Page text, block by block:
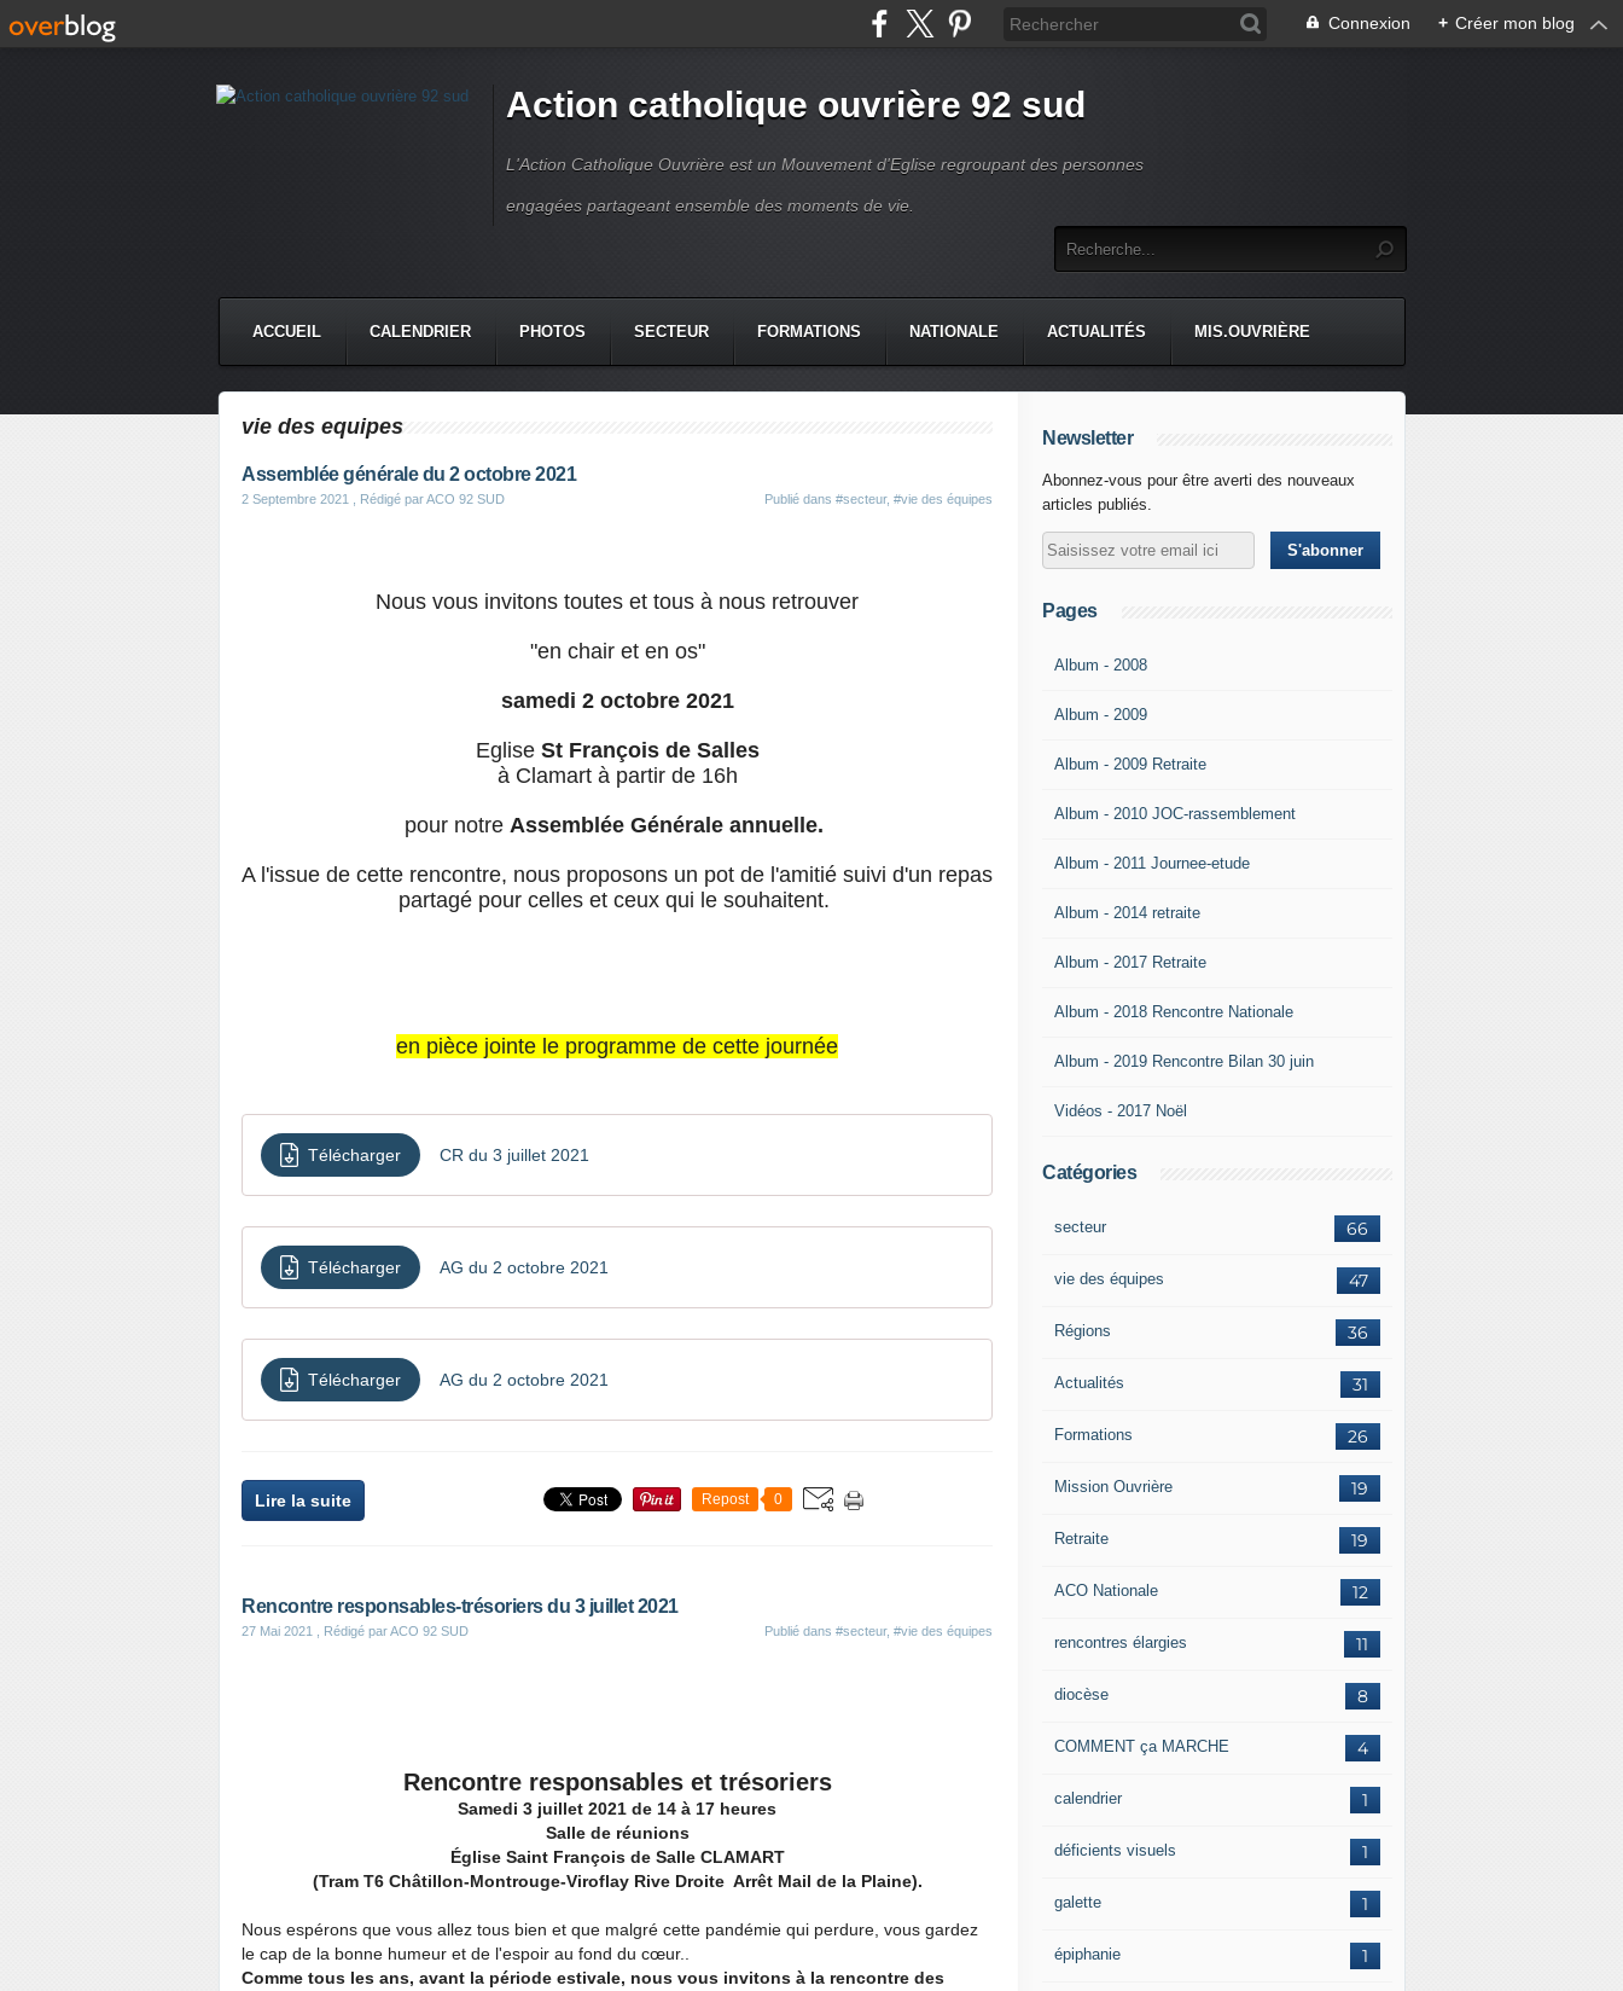
Connexion + Créer mon blog
Action catholique ouvrière 92 sud
L'Action Catholique Ouvrière est un Mouvement d'Eglise regroupant des personnes
engagées partageant ensemble des moments de vie.
ACCUEIL CALENDRIER PHOTOS SECTEUR FORMATIONS NATIONALE ACTUALITÉS MIS.OUVRIÈRE
vie des equipes
Assemblée générale du 2 octobre 2021
2 Septembre 2021 , Rédigé par ACO 92 SUD Publié dans #secteur, #vie des équipes
Nous vous invitons toutes et tous à nous retrouver
"en chair et en os"
samedi 2 octobre 2021
EgliseSt François de Salles
à Clamart à partir de 16h
pour notre Assemblée Générale annuelle.
A l'issue de cette rencontre, nous proposons un pot de l'amitié suivi d'un repas
partagé pour celles et ceux qui le souhaitent.
en pièce jointe le programme de cette journée
Télécharger CR du 3 juillet 2021
Télécharger AG du 2 octobre 2021
Télécharger AG du 2 octobre 2021
Lire la suite Repost 0
Rencontre responsables-trésoriers du 3 juillet 2021
27 Mai 2021 , Rédigé par ACO 92 SUD Publié dans #secteur, #vie des équipes
Rencontre responsables et trésoriers
Samedi 3 juillet 2021 de 14 à 17 heures
Salle de réunions
Église Saint François de Salle CLAMART
(Tram T6 Châtillon-Montrouge-Viroflay Rive Droite Arrêt Mail de la Plaine).
Nous espérons que vous allez tous bien et que malgré cette pandémie qui perdure, vous gardez
le cap de la bonne humeur et de l'espoir au fond du cœur..
Comme tous les ans, avant la période estivale, nous vous invitons à la rencontre des
Newsletter
Abonnez-vous pour être averti des nouveaux
articles publiés.
Pages
Album - 2008
Album - 2009
Album - 2009 Retraite
Album - 2010 JOC-rassemblement
Album - 2011 Journee-etude
Album - 2014 retraite
Album - 2017 Retraite
Album - 2018 Rencontre Nationale
Album - 2019 Rencontre Bilan 30 juin
Vidéos - 2017 Noël
Catégories
66
secteur
47
vie des équipes
36
Régions
31
Actualités
26
Formations
19
Mission Ouvrière
19
Retraite
12
ACO Nationale
11
rencontres élargies
8
diocèse
4
COMMENT ça MARCHE
1
calendrier
1
déficients visuels
1
galette
1
épiphanie